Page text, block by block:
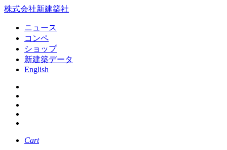
株式会社新建築社
ニュース
コンペ
ショップ
新建築データ
English
Cart